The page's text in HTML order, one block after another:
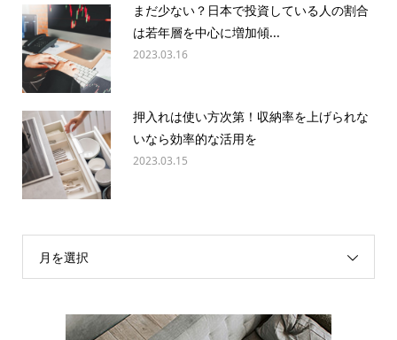
まだ少ない？日本で投資している人の割合
は若年層を中心に増加傾...
2023.03.16
押入れは使い方次第！収納率を上げられな
いなら効率的な活用を
2023.03.15
月を選択